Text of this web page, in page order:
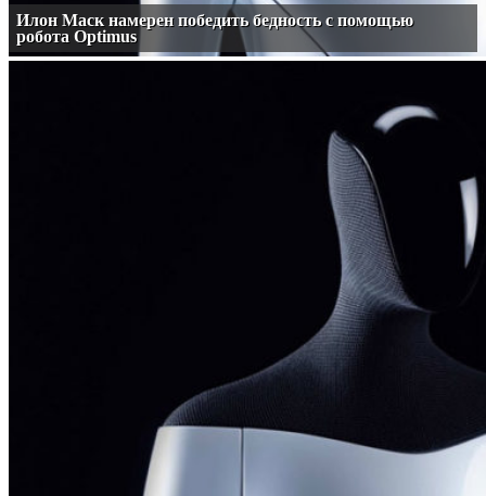
Илон Маск намерен победить бедность с помощью
робота Optimus